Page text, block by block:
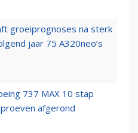
groeiprognoses na sterk
jaar 75 A320neo’s
737 MAX 10 stap
afgerond